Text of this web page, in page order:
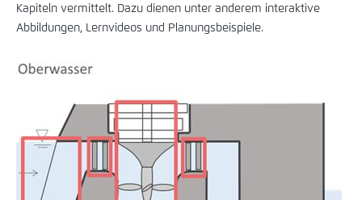
Kapiteln vermittelt. Dazu dienen unter anderem interaktive
Abbildungen, Lernvideos und Planungsbeispiele.